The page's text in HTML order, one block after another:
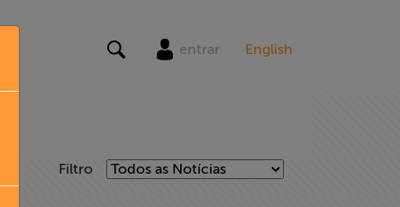
entrar English
Filtro